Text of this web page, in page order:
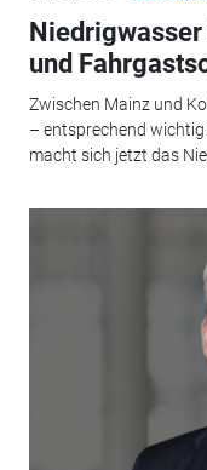
und
Zwischen Mainz und
– entsprechend
macht sich jetzt das